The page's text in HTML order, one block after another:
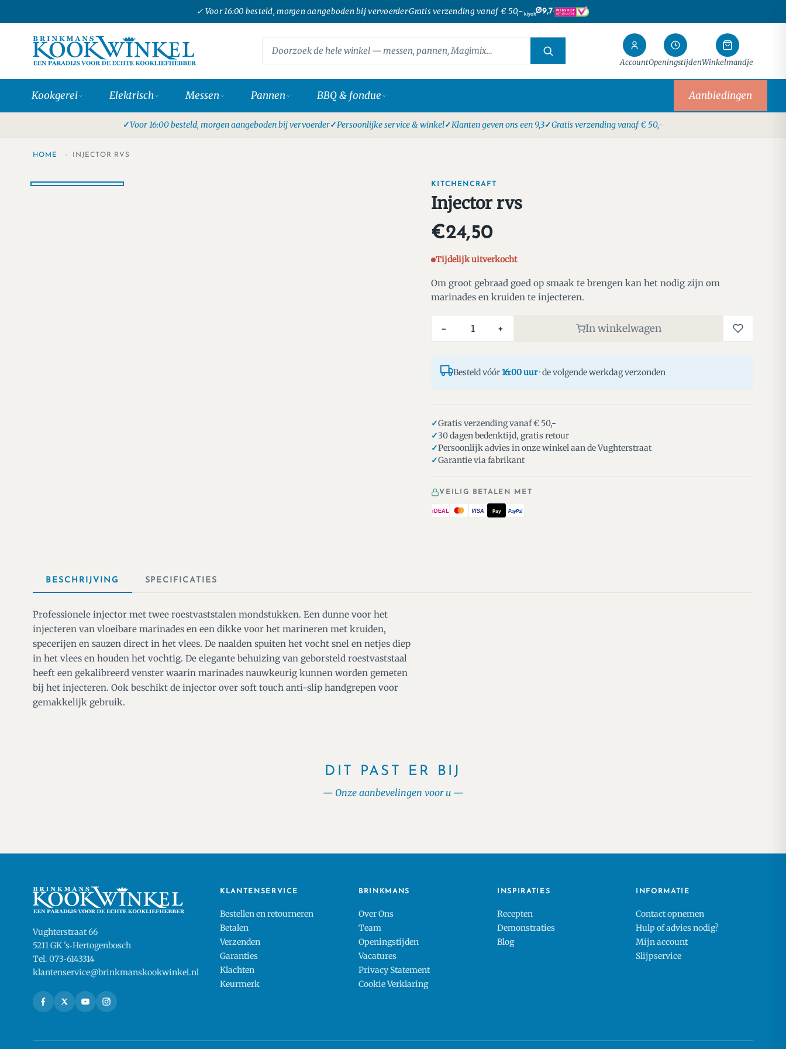
✓ Voor 16:00 besteld, morgen aangeboden bij vervoerder·Gratis verzending vanaf € 50,-· 9,7·
AccountOpeningstijdenWinkelmandje
Kookgerei Elektrisch Messen Pannen BBQ & fondue Aanbiedingen
Voor 16:00 besteld, morgen aangeboden bij vervoerder Persoonlijke service & winkel Klanten geven ons een 9,3 Gratis verzending vanaf € 50,-
HOME › INJECTOR RVS
KITCHENCRAFT
Injector rvs
€24,50
Tijdelijk uitverkocht
Om groot gebraad goed op smaak te brengen kan het nodig zijn om
marinades en kruiden te injecteren.
− + In winkelwagen
Besteld vóór16:00 uur· de volgende werkdag verzonden
Gratis verzending vanaf € 50,-
30 dagen bedenktijd, gratis retour
Persoonlijk advies in onze winkel aan de Vughterstraat
Garantie via fabrikant
VEILIG BETALEN MET
iDEAL VISA Pay PayPal
BESCHRIJVING SPECIFICATIES
Professionele injector met twee roestvaststalen mondstukken. Een dunne voor het
injecteren van vloeibare marinades en een dikke voor het marineren met kruiden,
specerijen en sauzen direct in het vlees. De naalden spuiten het vocht snel en netjes diep
in het vlees en houden het vochtig. De elegante behuizing van geborsteld roestvaststaal
heeft een gekalibreerd venster waarin marinades nauwkeurig kunnen worden gemeten
bij het injecteren. Ook beschikt de injector over soft touch anti-slip handgrepen voor
gemakkelijk gebruik.
DIT PAST ER BIJ
Onze aanbevelingen voor u
Vughterstraat 66
5211 GK 's‑Hertogenbosch
Tel. 073‑6143314
klantenservice@brinkmanskookwinkel.nl
KLANTENSERVICE
Bestellen en retourneren
Betalen
Verzenden
Garanties
Klachten
Keurmerk
BRINKMANS
Over Ons
Team
Openingstijden
Vacatures
Privacy Statement
Cookie Verklaring
INSPIRATIES
Recepten
Demonstraties
Blog
INFORMATIE
Contact opnemen
Hulp of advies nodig?
Mijn account
Slijpservice